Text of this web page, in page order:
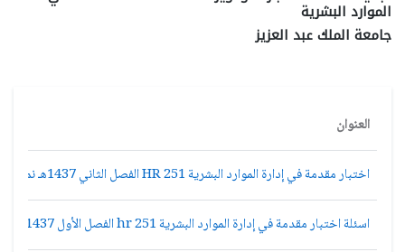
الموارد البشرية
جامعة الملك عبد العزيز
العنوان
اختبار مقدمة في إدارة الموارد البشرية HR 251 الفصل الثاني 1437هـ نموذج ج عن بعد
اسئلة اختبار مقدمة في إدارة الموارد البشرية hr 251 الفصل الأول 1437هـ نموذج ج